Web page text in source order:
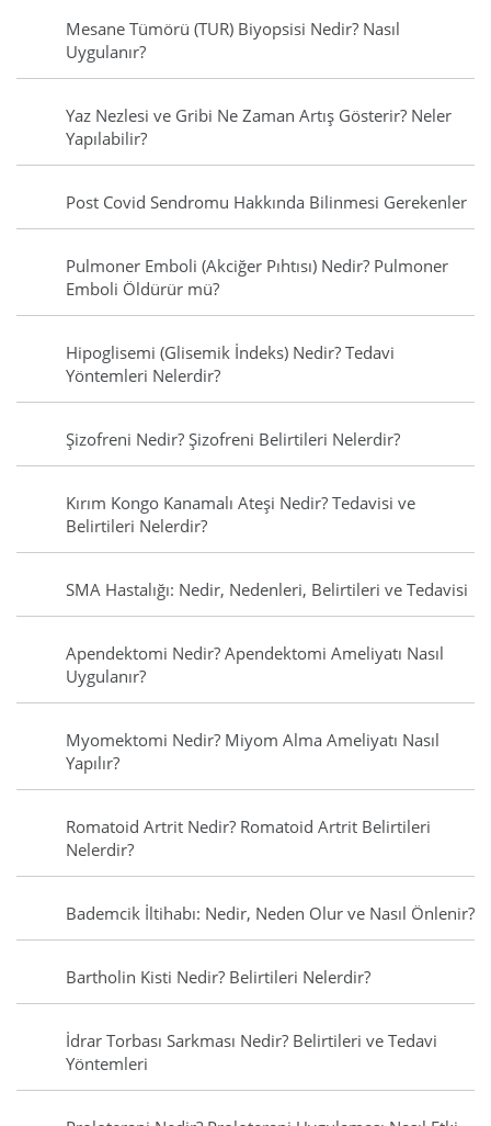
Mesane Tümörü (TUR) Biyopsisi Nedir? Nasıl
Uygulanır?
Yaz Nezlesi ve Gribi Ne Zaman Artış Gösterir? Neler
Yapılabilir?
Post Covid Sendromu Hakkında Bilinmesi Gerekenler
Pulmoner Emboli (Akciğer Pıhtısı) Nedir? Pulmoner
Emboli Öldürür mü?
Hipoglisemi (Glisemik İndeks) Nedir? Tedavi
Yöntemleri Nelerdir?
Şizofreni Nedir? Şizofreni Belirtileri Nelerdir?
Kırım Kongo Kanamalı Ateşi Nedir? Tedavisi ve
Belirtileri Nelerdir?
SMA Hastalığı: Nedir, Nedenleri, Belirtileri ve Tedavisi
Apendektomi Nedir? Apendektomi Ameliyatı Nasıl
Uygulanır?
Myomektomi Nedir? Miyom Alma Ameliyatı Nasıl
Yapılır?
Romatoid Artrit Nedir? Romatoid Artrit Belirtileri
Nelerdir?
Bademcik İltihabı: Nedir, Neden Olur ve Nasıl Önlenir?
Bartholin Kisti Nedir? Belirtileri Nelerdir?
İdrar Torbası Sarkması Nedir? Belirtileri ve Tedavi
Yöntemleri